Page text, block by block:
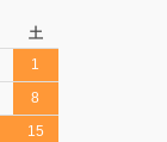
土
1
8
15